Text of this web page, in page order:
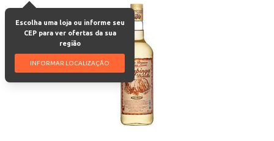
Escolha uma loja ou informe seu
CEP para ver ofertas da sua
região
INFORMAR LOCALIZAÇÃO